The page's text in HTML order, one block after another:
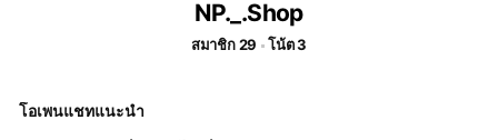
NP._.Shop
สมาชิก 29 โน้ต 3
โอเพนแชทแนะนำ